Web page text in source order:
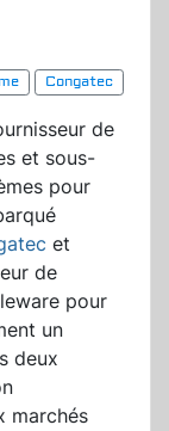
Congatec
de
et sous-
pour
et
de
pour
un
deux
marchés